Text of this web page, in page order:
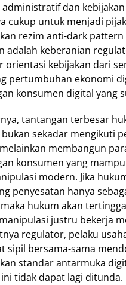
dan
cukup untuk menjadi
rezim anti-dark pattern
adalah keberanian
orientasi kebijakan dari
pertumbuhan ekonomi
konsumen digital yang
tantangan terbesar
bukan sekadar mengikuti
membangun
konsumen yang
modern. Jika
penyesatan hanya
hukum akan
justru bekerja
regulator, pelaku
sipil bersama-sama
standar antarmuka
tidak dapat lagi ditunda.